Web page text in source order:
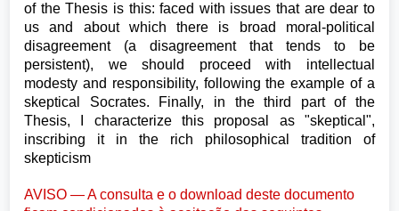
of the Thesis is this: faced with issues that are dear to
us and about which there is broad moral-political
disagreement (a disagreement that tends to be
persistent), we should proceed with intellectual
modesty and responsibility, following the example of a
skeptical Socrates. Finally, in the third part of the
Thesis, I characterize this proposal as "skeptical",
inscribing it in the rich philosophical tradition of
skepticism
AVISO — A consulta e o download deste documento